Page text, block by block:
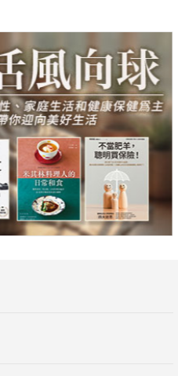
改編全球暢銷懸疑小說最新力
法國電影。
！
硬漢轉型之作。
。